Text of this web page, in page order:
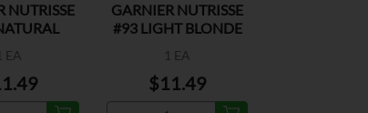
NUTRISSE
EA
GARNIER NUTRISSE
#93 LIGHT BLONDE
1 EA
$11.49